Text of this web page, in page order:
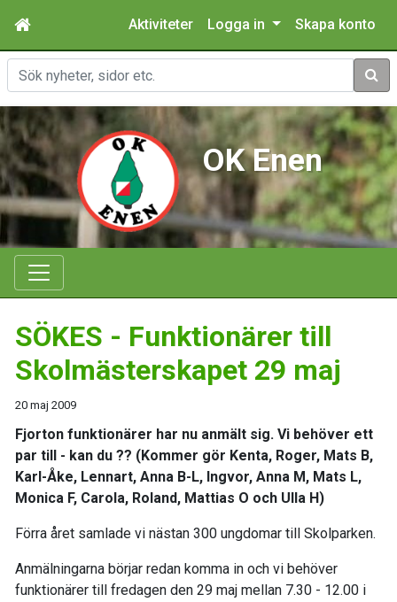
Aktiviteter Logga in Skapa konto
Sök
OK Enen
SÖKES - Funktionärer till
Skolmästerskapet 29 maj
20 maj 2009
Fjorton funktionärer har nu anmält sig. Vi behöver ett
par till - kan du ?? (Kommer gör Kenta, Roger, Mats B,
Karl-Åke, Lennart, Anna B-L, Ingvor, Anna M, Mats L,
Monica F, Carola, Roland, Mattias O och Ulla H)
Förra året samlade vi nästan 300 ungdomar till Skolparken.
Anmälningarna börjar redan komma in och vi behöver
funktionärer till fredagen den 29 maj mellan 7.30 - 12.00 i